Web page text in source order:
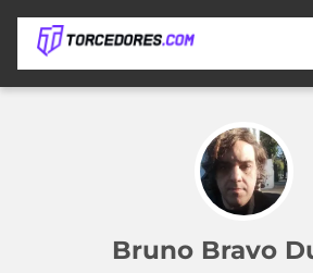
APOSTAS
MELHORES
MUNDOBruno Bravo